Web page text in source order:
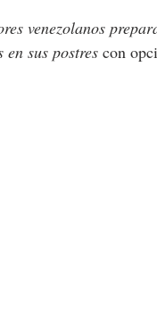
venezolanos
en sus postres con